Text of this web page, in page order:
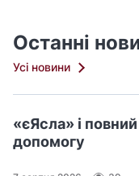
Останні
Усі новини
«єЯсла» і
допомогу